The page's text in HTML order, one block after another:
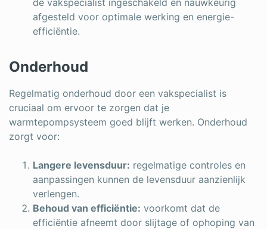
afgesteld voor optimale werking en energie-
efficiëntie.
Onderhoud
Regelmatig onderhoud door een vakspecialist is
cruciaal om ervoor te zorgen dat je
warmtepompsysteem goed blijft werken. Onderhoud
zorgt voor:
Langere levensduur: regelmatige controles en
aanpassingen kunnen de levensduur aanzienlijk
verlengen.
Behoud van efficiëntie: voorkomt dat de
efficiëntie afneemt door slijtage of ophoping van